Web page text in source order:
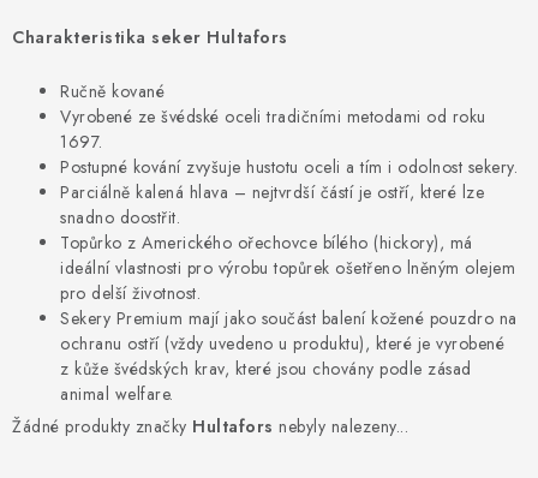
Charakteristika seker Hultafors
Ručně kované
Vyrobené ze švédské oceli tradičními metodami od roku
1697.
Postupné kování zvyšuje hustotu oceli a tím i odolnost sekery.
Parciálně kalená hlava – nejtvrdší částí je ostří, které lze
snadno doostřit.
Topůrko z Amerického ořechovce bílého (hickory), má
ideální vlastnosti pro výrobu topůrek ošetřeno lněným olejem
pro delší životnost.
Sekery Premium mají jako součást balení kožené pouzdro na
ochranu ostří (vždy uvedeno u produktu), které je vyrobené
z kůže švédských krav, které jsou chovány podle zásad
animal welfare.
Žádné produkty značky Hultafors nebyly nalezeny...